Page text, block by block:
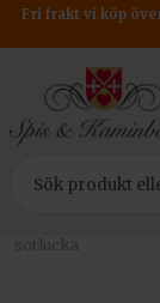
Fri frakt vi köp